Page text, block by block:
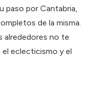
paso por Cantabria,
de la misma.
alrededores no te
eclecticismo y el